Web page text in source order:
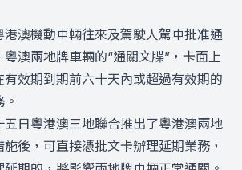
澳機動車輛往來及駕駛人駕車批准通
澳兩地牌車輛的“通關文牒”，卡面上
有效期到期前六十天內或超過有效期的
五日粵港澳三地聯合推出了粵港澳兩地
後，可直接憑批文卡辦理延期業務，